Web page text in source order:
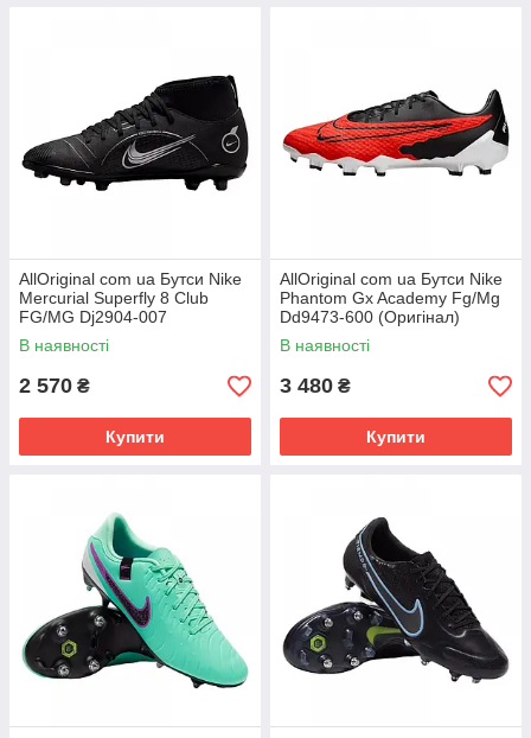
AllOriginal com ua Бутси Nike
Mercurial Superfly 8 Club
FG/MG Dj2904-007
(Оригінал) РОЗМІРИ
ЗАПИТУЙТЕ
В наявності
2 570 ₴
Купити
AllOriginal com ua Бутси Nike
Phantom Gx Academy Fg/Mg
Dd9473-600 (Оригінал)
РОЗМІРИ ЗАПИТУЙТЕ
В наявності
3 480 ₴
Купити